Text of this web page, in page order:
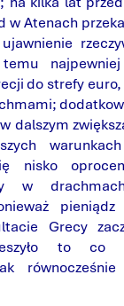
w Atenach
najpewniej
do strefy
dalszym
nisko
w
Grecy
to co